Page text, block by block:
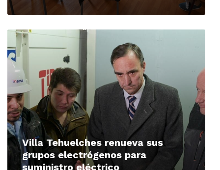
Villa Tehuelches renueva sus
grupos electrógenos para
suministro eléctrico
Read
More